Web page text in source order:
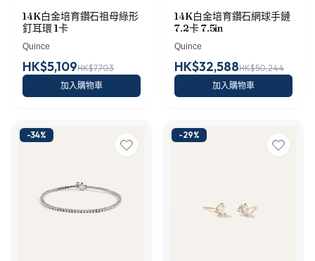
14K白金培育鑽石祖母綠形
釘耳環 1卡
Quince
HK$5,109HK$7,703
加入購物車
14K白金培育鑽石網球手鏈
7.2卡 7.5in
Quince
HK$32,588HK$50,244
加入購物車
-34% -29%